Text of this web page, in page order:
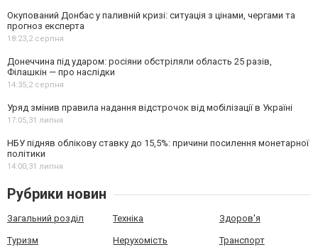
Окупований Донбас у паливній кризі: ситуація з цінами, чергами та
прогноз експерта
18:23,2 серпня
Донеччина під ударом: росіяни обстріляли область 25 разів,
Філашкін — про наслідки
14:35,2 серпня
Уряд змінив правила надання відстрочок від мобілізації в Україні
17:05,31 липня
НБУ підняв облікову ставку до 15,5%: причини посилення монетарної
політики
14:00,31 липня
Рубрики новин
Загальний розділ Техніка Здоров'я
Туризм Нерухомість Транспорт